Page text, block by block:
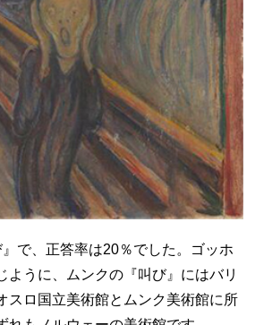
で、正答率は20％でした。ゴッホ
ように、ムンクの『叫び』にはバリ
スロ国立美術館とムンク美術館に所